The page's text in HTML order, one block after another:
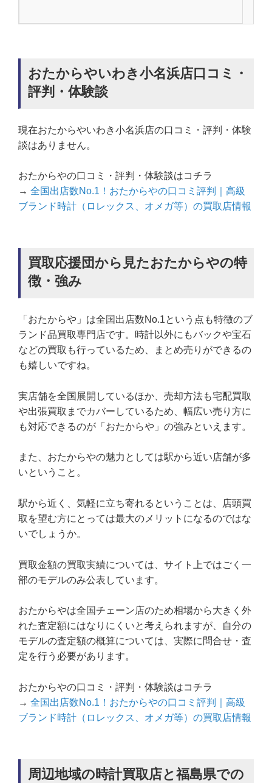
おたからやいわき小名浜店口コミ・
評判・体験談
現在おたからやいわき小名浜店の口コミ・評判・体験
談はありません。
おたからやの口コミ・評判・体験談はコチラ
→ 全国出店数No.1！おたからやの口コミ評判｜高級
ブランド時計（ロレックス、オメガ等）の買取店情報
買取応援団から見たおたからやの特
徴・強み
「おたからや」は全国出店数No.1という点も特徴のブ
ランド品買取専門店です。時計以外にもバックや宝石
などの買取も行っているため、まとめ売りができるの
も嬉しいですね。
実店舗を全国展開しているほか、売却方法も宅配買取
や出張買取までカバーしているため、幅広い売り方に
も対応できるのが「おたからや」の強みといえます。
また、おたからやの魅力としては駅から近い店舗が多
いということ。
駅から近く、気軽に立ち寄れるということは、店頭買
取を望む方にとっては最大のメリットになるのではな
いでしょうか。
買取金額の買取実績については、サイト上ではごく一
部のモデルのみ公表しています。
おたからやは全国チェーン店のため相場から大きく外
れた査定額にはなりにくいと考えられますが、自分の
モデルの査定額の概算については、実際に問合せ・査
定を行う必要があります。
おたからやの口コミ・評判・体験談はコチラ
→ 全国出店数No.1！おたからやの口コミ評判｜高級
ブランド時計（ロレックス、オメガ等）の買取店情報
周辺地域の時計買取店と福島県での